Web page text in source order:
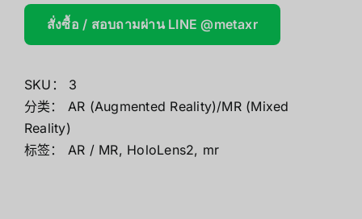
สั่งซื้อ / สอบถามผ่าน LINE @metaxr
SKU： 3
分类： AR (Augmented Reality)/MR (Mixed
Reality)
标签： AR / MR, HoloLens2, mr